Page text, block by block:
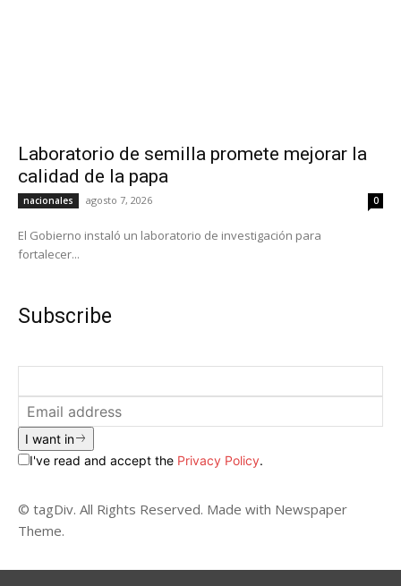
Laboratorio de semilla promete mejorar la
calidad de la papa
nacionales agosto 7, 2026 0
El Gobierno instaló un laboratorio de investigación para
fortalecer...
Subscribe
I want in
I've read and accept the Privacy Policy.
© tagDiv. All Rights Reserved. Made with Newspaper
Theme.